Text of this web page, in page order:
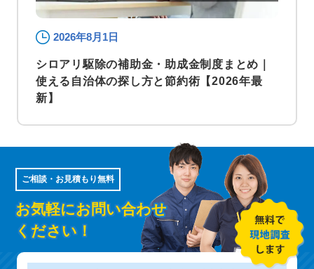
2026年8月1日
シロアリ駆除の補助金・助成金制度まとめ｜
使える自治体の探し方と節約術【2026年最
新】
ご相談・お見積もり無料
お気軽にお問い合わせ
ください！